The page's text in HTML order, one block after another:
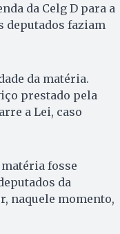
da Celg D para a
deputados faziam
da matéria.
prestado pela
a Lei, caso
fosse
da
naquele momento,